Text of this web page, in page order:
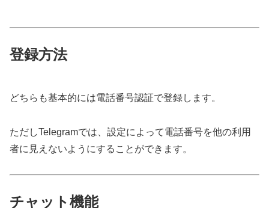
登録方法
どちらも基本的には電話番号認証で登録します。
ただしTelegramでは、設定によって電話番号を他の利用
者に見えないようにすることができます。
チャット機能